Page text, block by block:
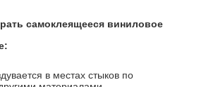
самоклеящееся виниловое
в местах стыков по